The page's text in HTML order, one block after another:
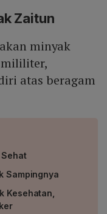
Zaitun
minyak
mililiter,
atas beragam
Sampingnya
Kesehatan,